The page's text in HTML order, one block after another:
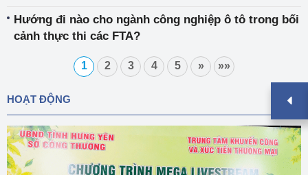
Hướng đi nào cho ngành công nghiệp ô tô trong bối
cảnh thực thi các FTA?
1 2 3 4 5 » »»
HOẠT ĐỘNG